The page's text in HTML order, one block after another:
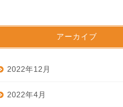
アーカイブ
2022年12月
2022年4月